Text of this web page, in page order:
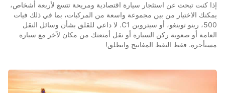
إذا كنت تبحث عن استئجار سيارة اقتصادية ومريحة تتسع لأربعة أشخاص،
يمكنك الاختيار من بين مجموعة واسعة من المركبات، بما في ذلك فيات
500، رينو توينغو، أو سيتروين C1. لا داعي للقلق بشأن وسائل النقل
العامة أو صعوبة ركن السيارة أو نقل أمتعتك من مكان لآخر مع سيارة
مستأجرة. فقط التقط المفاتيح وانطلق!